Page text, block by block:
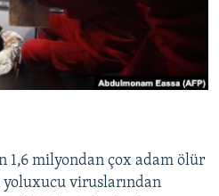
STANDARTLARIMIZ
1,6 milyondan çox adam ölür
yoluxucu viruslarından